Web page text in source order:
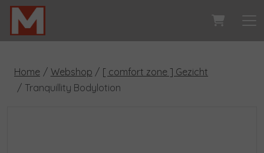
Home Webshop
[ comfort zone ] Gezicht
Tranquillity Bodylotion